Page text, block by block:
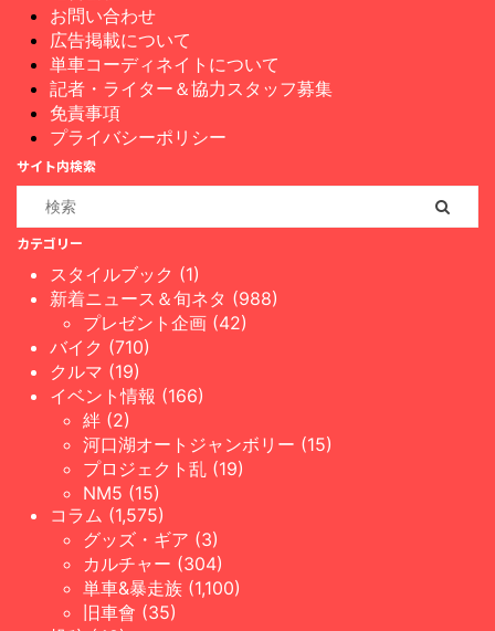
お問い合わせ
広告掲載について
単車コーディネイトについて
記者・ライター＆協力スタッフ募集
免責事項
プライバシーポリシー
サイト内検索
カテゴリー
スタイルブック (1)
新着ニュース＆旬ネタ (988)
プレゼント企画 (42)
バイク (710)
クルマ (19)
イベント情報 (166)
絆 (2)
河口湖オートジャンボリー (15)
プロジェクト乱 (19)
NM5 (15)
コラム (1,575)
グッズ・ギア (3)
カルチャー (304)
単車&暴走族 (1,100)
旧車會 (35)